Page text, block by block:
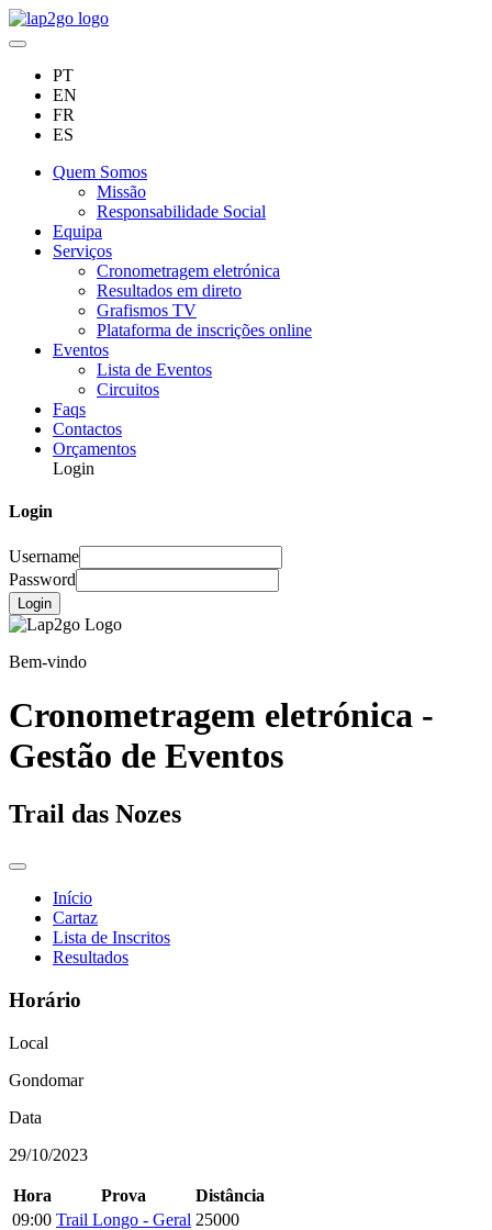
PT
EN
FR
ES
Quem Somos
Missão
Responsabilidade Social
Equipa
Serviços
Cronometragem eletrónica
Resultados em direto
Grafismos TV
Plataforma de inscrições online
Eventos
Lista de Eventos
Circuitos
Faqs
Contactos
Orçamentos
Login
Login
Username
Password
Login
Bem-vindo
Cronometragem eletrónica -
Gestão de Eventos
Trail das Nozes
Início
Cartaz
Lista de Inscritos
Resultados
Horário
Local
Gondomar
Data
29/10/2023
Hora Prova
Distância
09:00 Trail Longo - Geral 25000